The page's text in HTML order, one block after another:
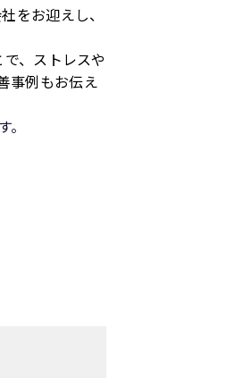
をお迎えし、
、ストレスや
事例もお伝え